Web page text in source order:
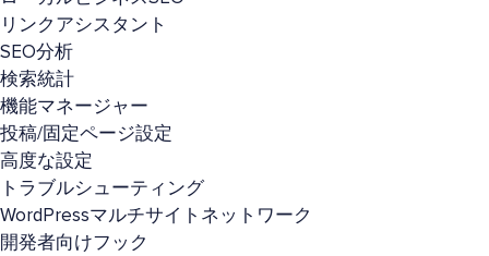
リンクアシスタント
SEO分析
検索統計
機能マネージャー
投稿/固定ページ設定
高度な設定
トラブルシューティング
WordPressマルチサイトネットワーク
開発者向けフック